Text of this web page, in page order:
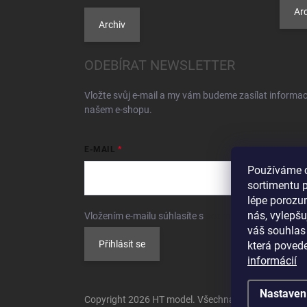
Používáme
sortimentu
lépe
nás,
váš
která
informácií
Archiv
ODEBÍRAT NEWSLETTER
Vložte svůj e-mail a my vám budeme zasílat
našem e-shopu.
E-MAIL
Vložením e-mailu súhlasíte s podmienkami ochrany
Přihlásit se
Copyright 2026 HT model . Všechna práva